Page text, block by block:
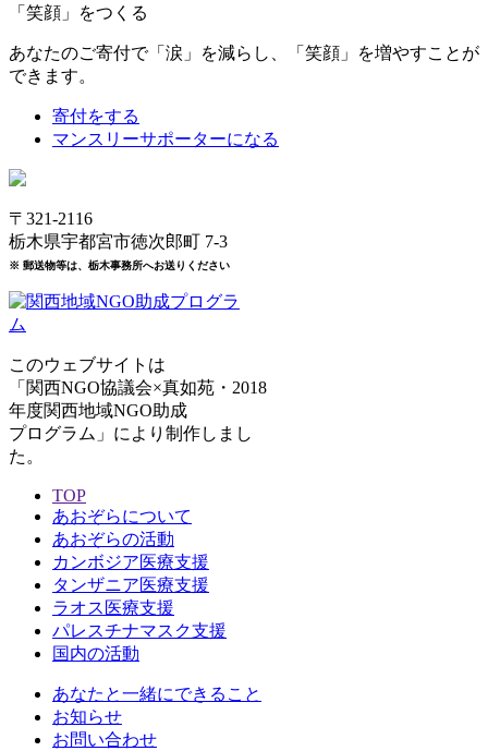
「笑顔」をつくる
あなたのご寄付で「涙」を減らし、「笑顔」を増やすことが
できます。
寄付をする
マンスリーサポーターになる
〒321-2116
栃木県宇都宮市徳次郎町 7-3
※ 郵送物等は、栃木事務所へお送りください
このウェブサイトは
「関西NGO協議会×真如苑・2018
年度関西地域NGO助成
プログラム」により制作しまし
た。
TOP
あおぞらについて
あおぞらの活動
カンボジア医療支援
タンザニア医療支援
ラオス医療支援
パレスチナマスク支援
国内の活動
あなたと一緒にできること
お知らせ
お問い合わせ